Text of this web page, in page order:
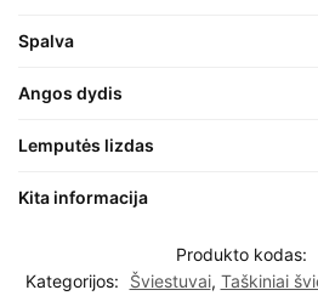
Spalva
Angos dydis
Lemputės lizdas
Kita informacija
Produkto kodas:
Kategorijos:
Šviestuvai, Taškiniai